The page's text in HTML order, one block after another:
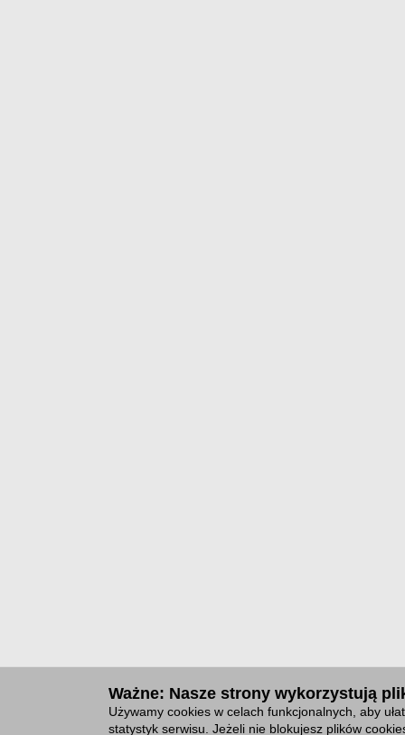
Ważne: Nasze strony wykorzystują
Używamy cookies w celach funkcjonalnych, aby
statystyk serwisu. Jeżeli nie blokujesz plików